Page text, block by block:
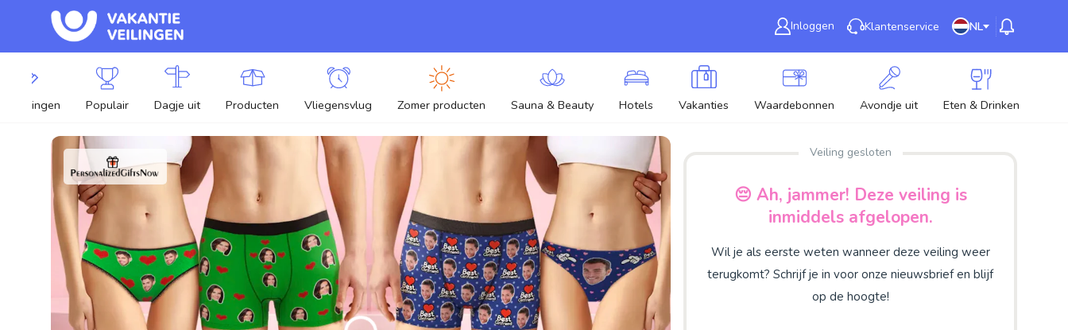
Inloggen Klantenservice NL
veilingen Populair Dagje uit Producten Vliegensvlug Zomer producten Sauna & Beauty Hotels Vakanties Waardebonnen Avondje uit Eten & Drinken
Veiling gesloten
😔 Ah, jammer! Deze veiling is
inmiddels afgelopen.
Wil je als eerste weten wanneer deze veiling weer
terugkomt? Schrijf je in voor onze nieuwsbrief en blijf
op de hoogte!